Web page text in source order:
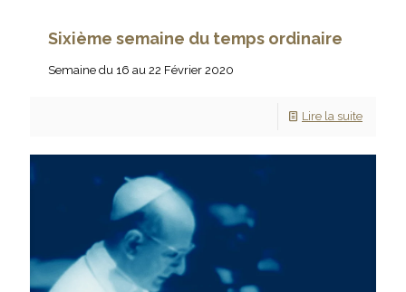
Sixième semaine du temps ordinaire
Semaine du 16 au 22 Février 2020
Lire la suite